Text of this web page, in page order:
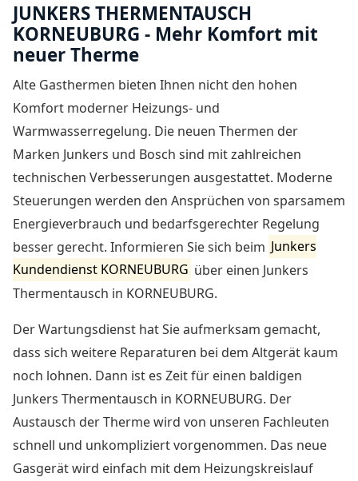
JUNKERS THERMENTAUSCH
KORNEUBURG - Mehr Komfort mit
neuer Therme
Alte Gasthermen bieten Ihnen nicht den hohen
Komfort moderner Heizungs- und
Warmwasserregelung. Die neuen Thermen der
Marken Junkers und Bosch sind mit zahlreichen
technischen Verbesserungen ausgestattet. Moderne
Steuerungen werden den Ansprüchen von sparsamem
Energieverbrauch und bedarfsgerechter Regelung
besser gerecht. Informieren Sie sich beim Junkers
Kundendienst KORNEUBURG über einen Junkers
Thermentausch in KORNEUBURG.
Der Wartungsdienst hat Sie aufmerksam gemacht,
dass sich weitere Reparaturen bei dem Altgerät kaum
noch lohnen. Dann ist es Zeit für einen baldigen
Junkers Thermentausch in KORNEUBURG. Der
Austausch der Therme wird von unseren Fachleuten
schnell und unkompliziert vorgenommen. Das neue
Gasgerät wird einfach mit dem Heizungskreislauf